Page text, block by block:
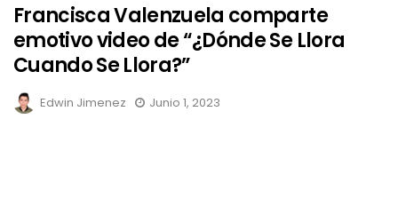
Francisca Valenzuela comparte
emotivo video de “¿Dónde Se Llora
Cuando Se Llora?”
Edwin Jimenez Junio 1, 2023